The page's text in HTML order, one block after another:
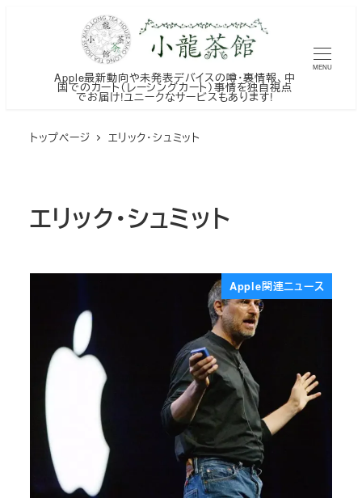
Apple最新動向や未発表デバイスの噂・裏情報、中
国でのカート（レーシングカート）事情を独自視点
でお届け!ユニークなサービスもあります!
MENU
トップページ エリック・シュミット
エリック・シュミット
Apple関連ニュース